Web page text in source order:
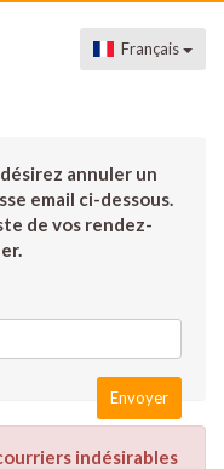
Français
annuler un
email ci-dessous.
de vos rendez-
indésirables